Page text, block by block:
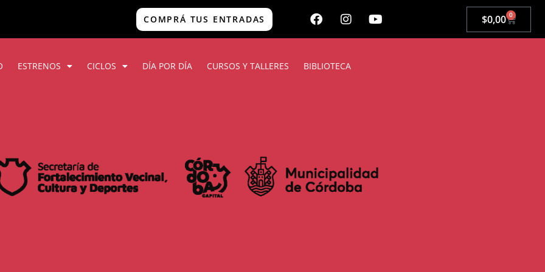
COMPRÁ TUS ENTRADAS $0,00 0
ESTRENOS CICLOS DÍA POR DÍA CURSOS Y TALLERES BIBLIOTECA